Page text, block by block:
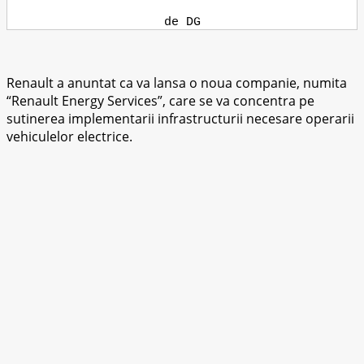
de DG
Renault a anuntat ca va lansa o noua companie, numita
“Renault Energy Services”, care se va concentra pe
sutinerea implementarii infrastructurii necesare operarii
vehiculelor electrice.